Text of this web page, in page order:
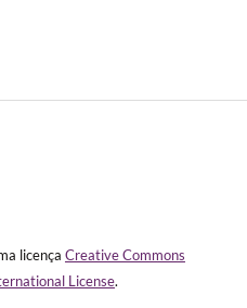
licença Creative Commons
License.